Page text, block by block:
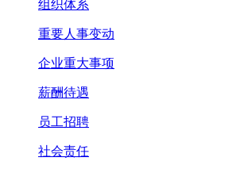
组织体系
重要人事变动
企业重大事项
薪酬待遇
员工招聘
社会责任